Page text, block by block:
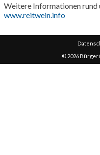
Weitere Informationen rund
www.reitwein.info
© 2026